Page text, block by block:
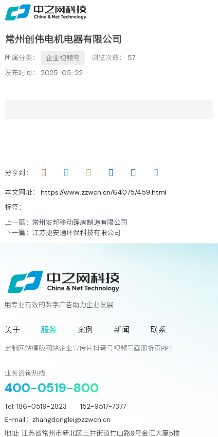
关于
服务
常州创伟电机电器有限公司
所属分类： 企业视频号 浏览次数： 57
发布时间： 2025-05-22
分享到：
本文网址： https://www.zzwcn.cn/64075/459.html
标签：
上一篇： 常州安邦移动篷房制造有限公司
下一篇： 江苏捷安通环保科技有限公司
只差一次对话!
用专业有效的数字广告助力企业发展
关于 服务 案例 新闻 联系
定制网站模版网站企业宣传片抖音号视频号画册折页PPT
业务咨询热线
400-0519-800
Tel: 186-0519-2823 152-9517-7377
E-mail： zhangdonglei@zzwcn.cn
地址: 江苏省常州市新北区三井街道竹山路9号金汇大厦5楼